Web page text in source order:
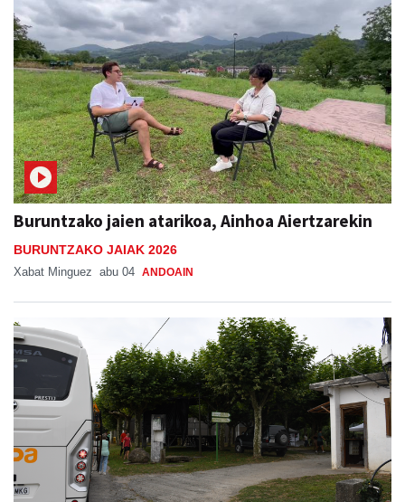
Buruntzako jaien atarikoa, Ainhoa Aiertzarekin
BURUNTZAKO JAIAK 2026
Xabat Minguez abu 04 ANDOAIN